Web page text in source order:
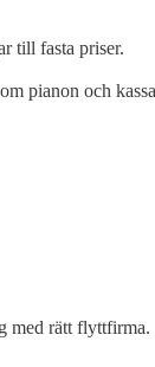
till fasta priser.
pianon och
med rätt flyttfirma.